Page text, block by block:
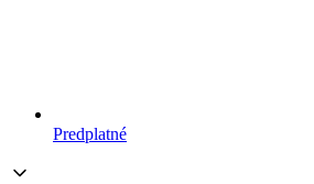
Predplatné